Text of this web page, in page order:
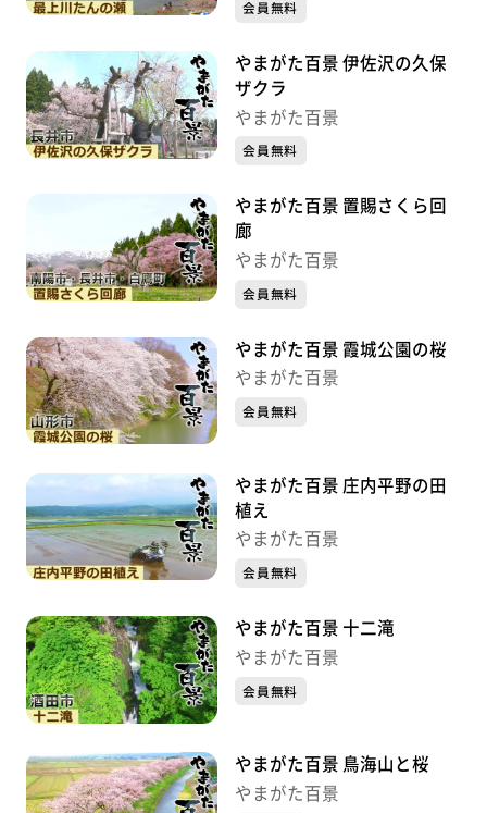
会員無料
やまがた百景 伊佐沢の久保
ザクラ
やまがた百景
会員無料
やまがた百景 置賜さくら回
廊
やまがた百景
会員無料
やまがた百景 霞城公園の桜
やまがた百景
会員無料
やまがた百景 庄内平野の田
植え
やまがた百景
会員無料
やまがた百景 十二滝
やまがた百景
会員無料
やまがた百景 鳥海山と桜
やまがた百景